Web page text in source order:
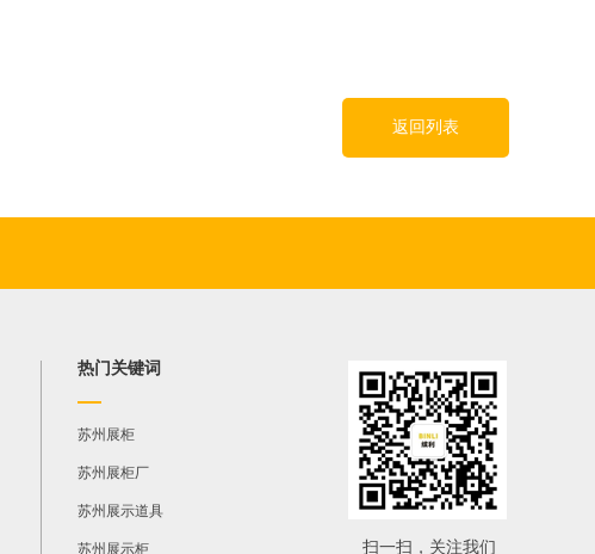
返回列表
热门关键词
苏州展柜
苏州展柜厂
苏州展示道具
苏州展示柜 扫一扫，关注我们